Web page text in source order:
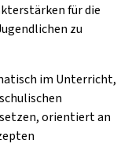
für die
zu
im Unterricht,
orientiert an